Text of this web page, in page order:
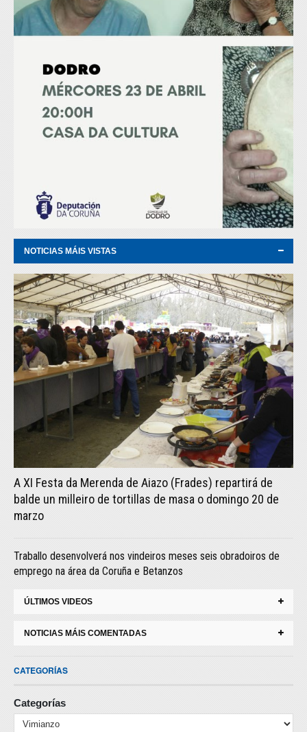
NOTICIAS MÁIS VISTAS
A XI Festa da Merenda de Aiazo (Frades) repartirá de
balde un milleiro de tortillas de masa o domingo 20 de
marzo
Traballo desenvolverá nos vindeiros meses seis obradoiros de
emprego na área da Coruña e Betanzos
ÚLTIMOS VIDEOS
NOTICIAS MÁIS COMENTADAS
CATEGORÍAS
Categorías